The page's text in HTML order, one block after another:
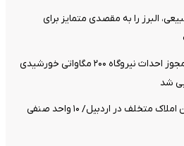
البرز را به مقصدی متمایز برای
جهشی بزرگ در انرژی سبز؛ مجوز احداث نیروگاه ۲۰۰ مگاواتی خورشیدی
شد
مچ‌گیری تعزیرات از مشاوران املاک متخلف در اردبیل/ ۱۰ واحد صنفی